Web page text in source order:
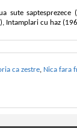
sute saptesprezece
Intamplari cu haz
ca zestre, Nica fara